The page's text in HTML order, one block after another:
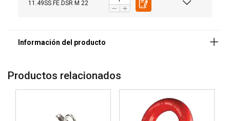
11.49SS.FE.DSR M 22
Certificación:
Productos relacionados
SPANISH
ENGLISH TRANSLATION
Ese sitio web utiliza cookies